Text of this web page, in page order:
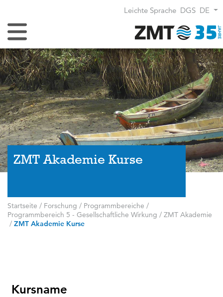
Leichte Sprache DGS DE
Navigation umschalten
ZMT Akademie Kurse
Startseite / Forschung / Programmbereiche /
Programmbereich 5 - Gesellschaftliche Wirkung / ZMT Akademie
/ ZMT Akademie Kurse
Kursname